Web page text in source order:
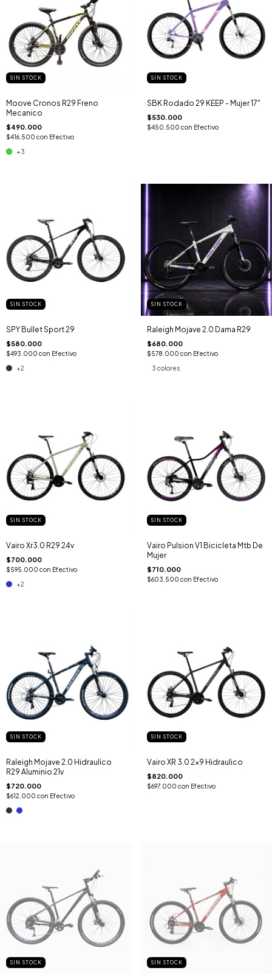
SIN STOCK
Moove Cronos R29 Freno
Mecanico
$490.000
$416.500 con Efectivo
+3
SIN STOCK
SBK Rodado 29 KEEP - Mujer 17"
$530.000
$450.500 con Efectivo
SIN STOCK
SPY Bullet Sport 29
$580.000
$493.000 con Efectivo
+2
SIN STOCK
Raleigh Mojave 2.0 Dama R29
$680.000
$578.000 con Efectivo
3 colores
SIN STOCK
Vairo Xr3.0 R29 24v
$700.000
$595.000 con Efectivo
+2
SIN STOCK
Vairo Pulsion V1 Bicicleta Mtb De
Mujer
$710.000
$603.500 con Efectivo
SIN STOCK
Raleigh Mojave 2.0 Hidraulico
R29 Aluminio 21v
$720.000
$612.000 con Efectivo
SIN STOCK
Vairo XR 3.0 2x9 Hidraulico
$820.000
$697.000 con Efectivo
SIN STOCK SIN STOCK